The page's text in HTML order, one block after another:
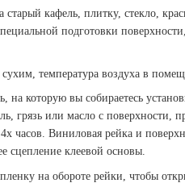
кафель, плитку, стекло,
подготовки
температура воздуха в
на которую вы собираетесь
грязь или масло с поверхности,
часов. Виниловая рейка и
сцепление клеевой основы.
на обороте рейки, чтобы